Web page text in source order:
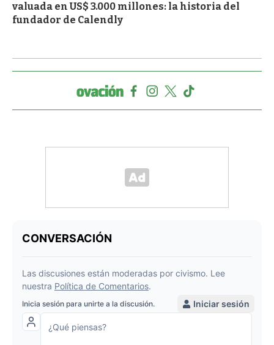
valuada en US$ 3.000 millones: la historia del
fundador de Calendly